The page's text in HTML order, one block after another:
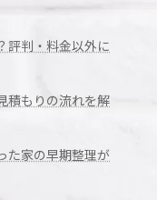
評判・料金以外に
積もりの流れを解
た家の早期整理が